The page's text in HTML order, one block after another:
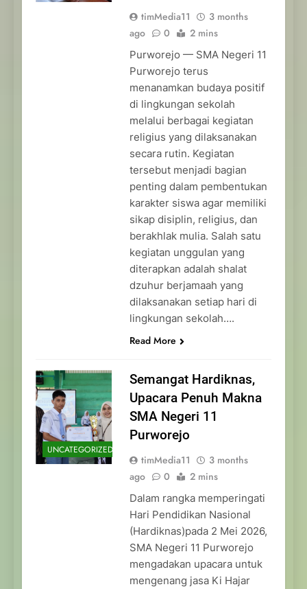
timMedia11
3 months
ago
0 2 mins
Purworejo — SMA Negeri 11
Purworejo terus
menanamkan budaya positif
di lingkungan sekolah
melalui berbagai kegiatan
religius yang dilaksanakan
secara rutin. Kegiatan
tersebut menjadi bagian
penting dalam pembentukan
karakter siswa agar memiliki
sikap disiplin, religius, dan
berakhlak mulia. Salah satu
kegiatan unggulan yang
diterapkan adalah shalat
dzuhur berjamaah yang
dilaksanakan setiap hari di
lingkungan sekolah….
Read More
UNCATEGORIZED
Semangat Hardiknas,
Upacara Penuh Makna
SMA Negeri 11
Purworejo
timMedia11
3 months
ago
0 2 mins
Dalam rangka memperingati
Hari Pendidikan Nasional
(Hardiknas)pada 2 Mei 2026,
SMA Negeri 11 Purworejo
mengadakan upacara untuk
mengenang jasa Ki Hajar